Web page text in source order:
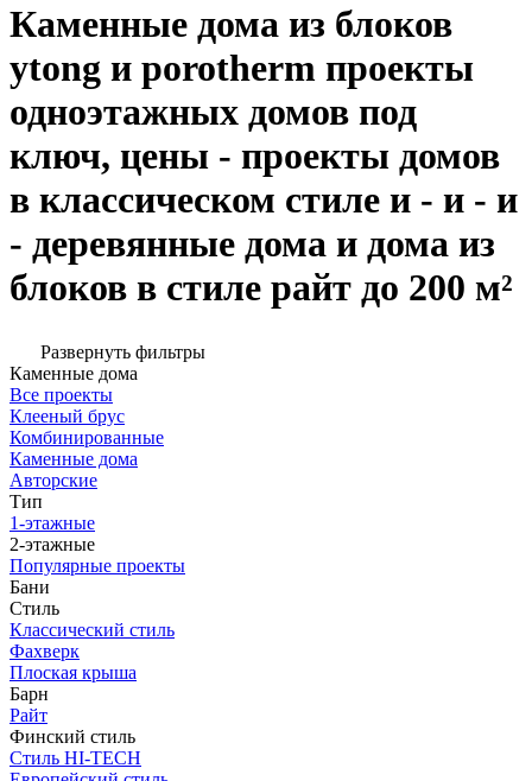
Каменные дома из блоков
ytong и porotherm проекты
одноэтажных домов под
ключ, цены - проекты домов
в классическом стиле и - и - и
- деревянные дома и дома из
блоков в стиле райт до 200 м²
Развернуть фильтры
Каменные дома
Все проекты
Клееный брус
Комбинированные
Каменные дома
Авторские
Тип
1-этажные
2-этажные
Популярные проекты
Бани
Стиль
Классический стиль
Фахверк
Плоская крыша
Барн
Райт
Финский стиль
Стиль HI-TECH